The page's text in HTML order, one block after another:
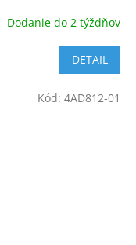
Dodanie do 2 týždňov
DETAIL
Kód: 4AD812-01